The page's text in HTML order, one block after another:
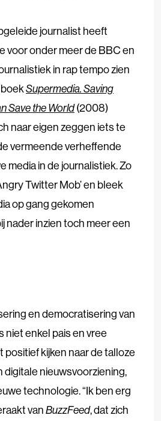
journalist heeft
voor onder meer de BBC en
in rap tempo zien
Supermedia. Saving
Save the World(2008)
naar eigen zeggen iets te
vermeende verheffende
media in de journalistiek. Zo
Twitter Mob’ en bleek
op gang gekomen
nader inzien toch meer een
en democratisering van
niet enkel pais en vree
positief kijken naar de talloze
digitale nieuwsvoorziening,
technologie. “Ik ben erg
vanBuzzFeed, dat zich